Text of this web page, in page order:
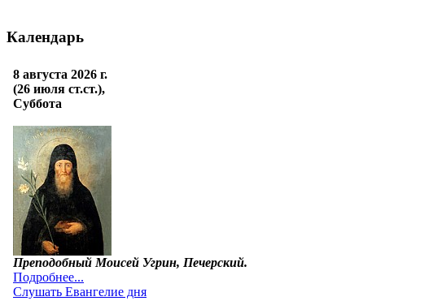
Календарь